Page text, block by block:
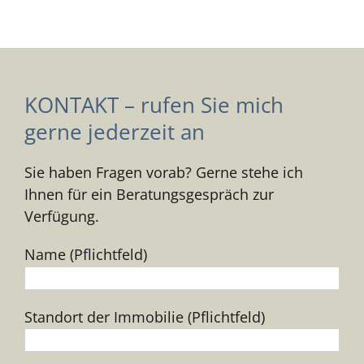
KONTAKT – rufen Sie mich
gerne jederzeit an
Sie haben Fragen vorab? Gerne stehe ich
Ihnen für ein Beratungsgespräch zur
Verfügung.
Name (Pflichtfeld)
Standort der Immobilie (Pflichtfeld)